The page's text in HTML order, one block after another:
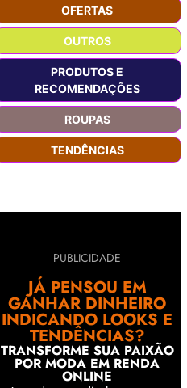
OFERTAS
OUTROS
PRODUTOS E
RECOMENDAÇÕES
ROUPAS
TENDÊNCIAS
PUBLICIDADE
JÁ PENSOU EM
GANHAR DINHEIRO
INDICANDO LOOKS E
TENDÊNCIAS?
TRANSFORME SUA PAIXÃO
POR MODA EM RENDA
ONLINE